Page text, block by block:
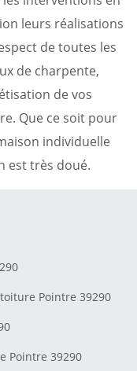
leurs réalisations
de toutes les
de charpente,
de vos
Que ce soit pour
individuelle
est très doué.
Pointre 39290
Pointre 39290